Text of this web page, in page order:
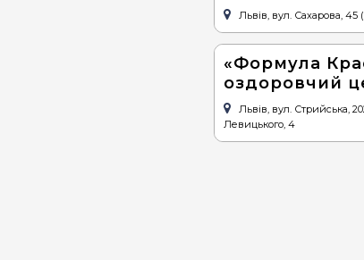
Львів, вул. Сахарова,
«Формула
оздоровчий
Львів, вул. Стрийська,
Левицького, 4